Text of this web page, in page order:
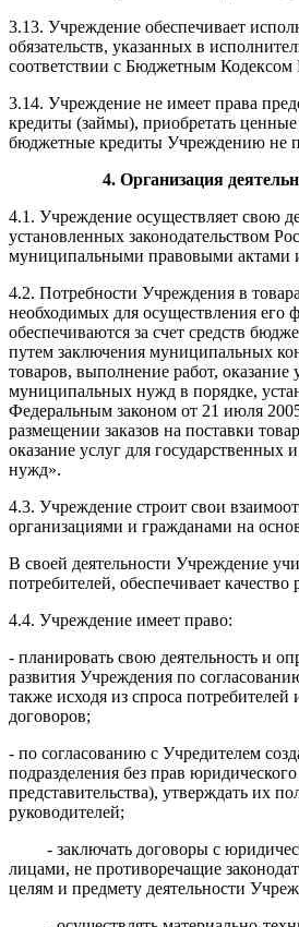
3.13. Учреждение обеспечивает
обязательств, указанных в
соответствии с Бюджетным
3.14. Учреждение не имеет права
кредиты (займы), приобретать
бюджетные кредиты Учреждению не
4. Организация
4.1. Учреждение осуществляет свою
установленных законодательством
муниципальными правовыми актами
4.2. Потребности Учреждения в
необходимых для осуществления его
обеспечиваются за счет средств
путем заключения муниципальных
товаров, выполнение работ, оказание
муниципальных нужд в порядке,
Федеральным законом от 21 июля
размещении заказов на поставки
оказание услуг для
нужд».
4.3. Учреждение строит свои
организациями и гражданами на
В своей деятельности Учреждение
потребителей, обеспечивает качество
4.4. Учреждение имеет право:
- планировать свою деятельность и
развития Учреждения по
также исходя из спроса
договоров;
- по согласованию с Учредителем
подразделения без прав
представительства), утверждать их
руководителей;
- заключать договоры с
лицами, не противоречащие
целям и предмету деятельности